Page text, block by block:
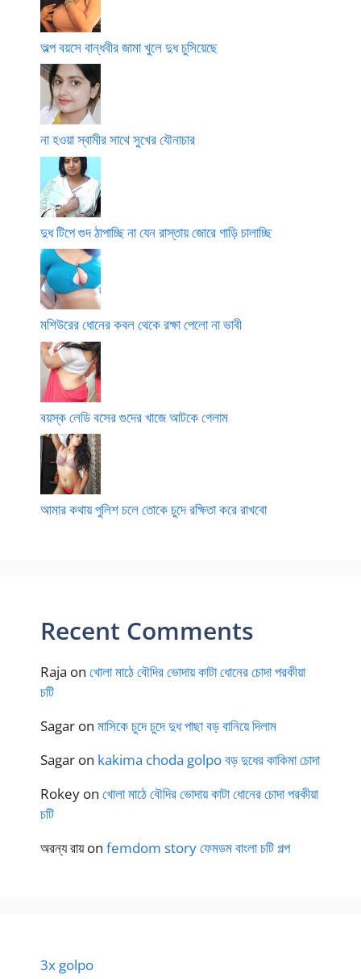
অল্প বয়সে বান্ধবীর জামা খুলে দুধ চুসিয়েছে
না হওয়া স্বামীর সাথে সুখের যৌনাচার
দুধ টিপে গুদ ঠাপাচ্ছি না যেন রাস্তায় জোরে গাড়ি চালাচ্ছি
মশিউরের ধোনের কবল থেকে রক্ষা পেলো না ভাবী
বয়স্ক লেডি বসের গুদের খাজে আটকে গেলাম
আমার কথায় পুলিশ চলে তোকে চুদে রক্ষিতা করে রাখবো
Recent Comments
Raja on খোলা মাঠে বৌদির ভোদায় কাটা ধোনের চোদা পরকীয়া
চটি
Sagar on মাসিকে চুদে চুদে দুধ পাছা বড় বানিয়ে দিলাম
Sagar on kakima choda golpo বড় দুধের কাকিমা চোদা
Rokey on খোলা মাঠে বৌদির ভোদায় কাটা ধোনের চোদা পরকীয়া
চটি
অরন্য রায়on femdom story ফেমডম বাংলা চটি গল্প
3x golpo